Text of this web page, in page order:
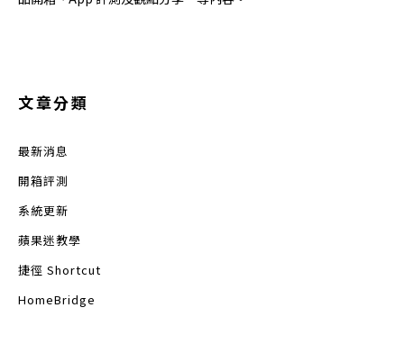
文章分類
最新消息
開箱評測
系統更新
蘋果迷教學
捷徑 Shortcut
HomeBridge